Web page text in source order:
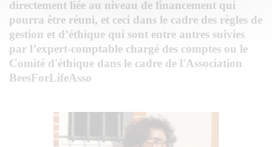
directement liée au niveau de financement qui
pourra être réuni, et ceci dans le cadre des règles de
gestion et d’éthique qui sont entre autres suivies
par l’expert-comptable chargé des comptes ou le
Comité d'éthique dans le cadre de l'Association
BeesForLifeAsso